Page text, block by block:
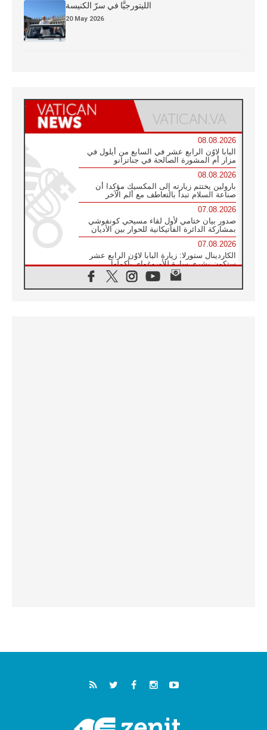
الليتورجيَّا في سرّ الكنيسة
20 May 2026
08.08.2026
البابا لاوُن الرابع عشر في السابع من أيلول في
مزار أم المشورة الصالحة في جناتزانو
08.08.2026
بارولين يختتم زيارته إلى المكسيك مؤكدا أن
صناعة السلام تبدأ بالتعاطف مع ألم الآخر
07.08.2026
صدور بيان ختامي لأول لقاء مسيحي كونفوشي
بمشاركة الدائرة الفاتيكانية للحوار بين الأديان
07.08.2026
الكاردينال ستورلا: زيارة البابا لاوُن الرابع عشر
ستكون بشرى سارة للأوروغواي بأكملها
الفاتيكان يعلن برنامج الزيارة الرسولية للبابا لاوُن